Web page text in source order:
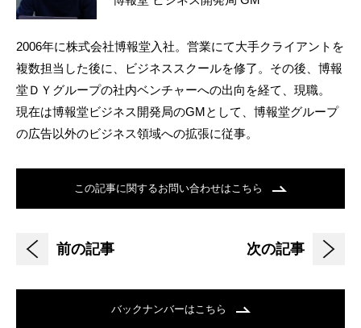
2006年に株式会社博報堂入社。営業にて大手クライアントを
複数担当した後に、ビジネススクールを修了。その後、博報
堂ＤＹグループの社内ベンチャーへの出向を経て、現職。
現在は博報堂ビジネス開発局のGMとして、博報堂グループ
の広告以外のビジネス領域への拡張に従事。
この記事に関するお問い合わせはこちら
前の記事 次の記事
バックナンバーはこちら